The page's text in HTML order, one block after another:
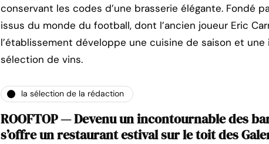
conservant les codes d’une brasserie élégante. Fondé
issus du monde du football, dont l’ancien joueur Eric
l’établissement développe une cuisine de saison et
sélection de vins.
la sélection de la rédaction
ROOFTOP — Devenu un incontournable des
s’offre un restaurant estival sur le toit des